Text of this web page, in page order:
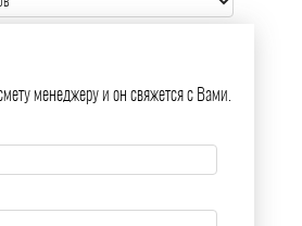
менеджеру и он свяжется с Вами.